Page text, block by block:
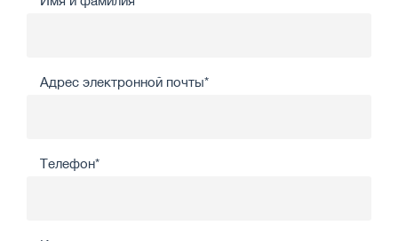
Адрес электронной почты*
Телефон*